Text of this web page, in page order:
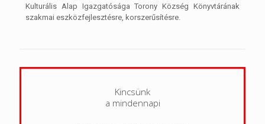
Kulturális Alap Igazgatósága Torony Község Könyvtárának
szakmai eszközfejlesztésre, korszerűsítésre.
Kincsünk
a mindennapi